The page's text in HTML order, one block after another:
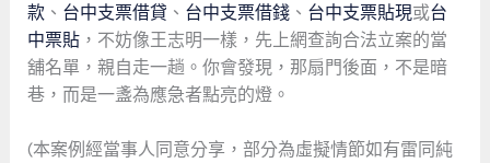
款、 台中支票借貸 、 台中支票借錢、 台中支票貼現或台
中票貼，不妨像王志明一樣，先上網查詢合法立案的當
舖名單，親自走一趟。你會發現，那扇門後面，不是暗
巷，而是一盞為應急者點亮的燈。
(本案例經當事人同意分享，部分為虛擬情節如有雷同純